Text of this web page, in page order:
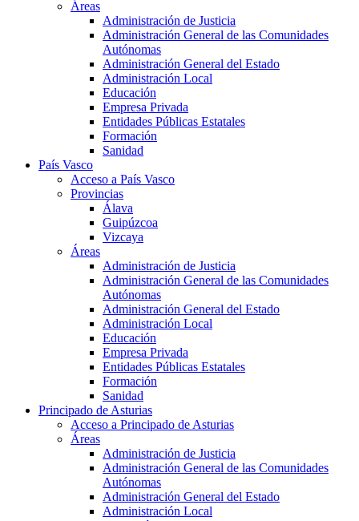
Áreas
Administración de Justicia
Administración General de las Comunidades
Autónomas
Administración General del Estado
Administración Local
Educación
Empresa Privada
Entidades Públicas Estatales
Formación
Sanidad
País Vasco
Acceso a País Vasco
Provincias
Álava
Guipúzcoa
Vizcaya
Áreas
Administración de Justicia
Administración General de las Comunidades
Autónomas
Administración General del Estado
Administración Local
Educación
Empresa Privada
Entidades Públicas Estatales
Formación
Sanidad
Principado de Asturias
Acceso a Principado de Asturias
Áreas
Administración de Justicia
Administración General de las Comunidades
Autónomas
Administración General del Estado
Administración Local